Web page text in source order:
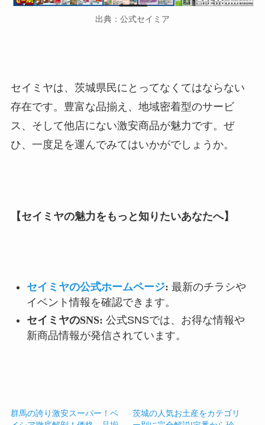
出典：公式セイミア
セイミヤは、茨城県民にとってなくてはならない
存在です。豊富な品揃え、地域密着型のサービ
ス、そして他店にない激安商品が魅力です。ぜ
ひ、一度足を運んでみてはいかがでしょうか。
【セイミヤの魅力をもっと知りたいあなたへ】
セイミヤの公式ホームページ: 最新のチラシや
イベント情報を確認できます。
セイミヤのSNS: 公式SNSでは、お得な情報や
新商品情報が発信されています。
群馬の誇り激安スーパー！ベ
茨城の人気お土産をカテゴリ